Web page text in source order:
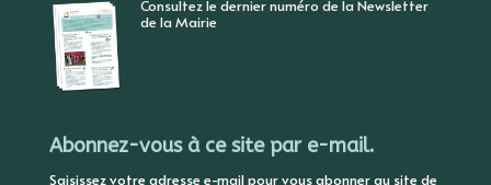
Consultez le dernier numéro de la Newsletter
de la Mairie
Abonnez-vous à ce site par e-mail.
Saisissez votre adresse e-mail pour vous abonner au site de